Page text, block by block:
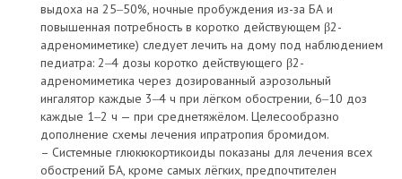
выдоха на 25‒50%, ночные пробуждения из-за БА и
повышенная потребность в коротко действующем β2-
адреномиметике) следует лечить на дому под наблюдением
педиатра: 2‒4 дозы коротко действующего β2-
адреномиметика через дозированный аэрозольный
ингалятор каждые 3‒4 ч при лёгком обострении, 6‒10 доз
каждые 1‒2 ч — при среднетяжёлом. Целесообразно
дополнение схемы лечения ипратропия бромидом.
– Системные глюкюкортикоиды показаны для лечения всех
обострений БА, кроме самых лёгких, предпочтителен